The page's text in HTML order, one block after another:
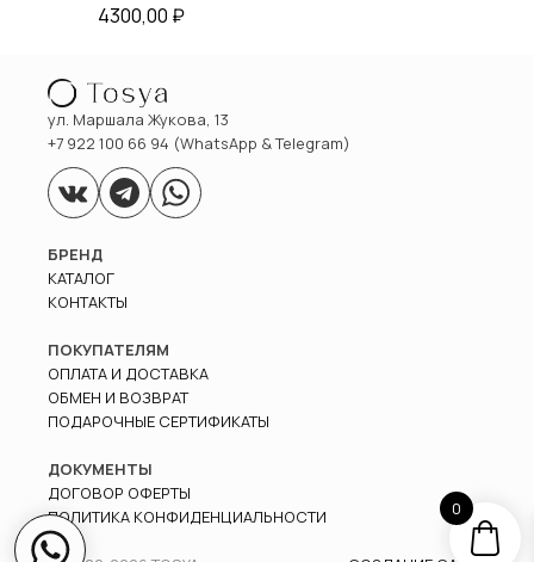
4300,00 ₽
ул. Маршала Жукова, 13
+7 922 100 66 94 (WhatsApp & Telegram)
БРЕНД
КАТАЛОГ
КОНТАКТЫ
ПОКУПАТЕЛЯМ
ОПЛАТА И ДОСТАВКА
ОБМЕН И ВОЗВРАТ
ПОДАРОЧНЫЕ СЕРТИФИКАТЫ
ДОКУМЕНТЫ
ДОГОВОР ОФЕРТЫ
ПОЛИТИКА КОНФИДЕНЦИАЛЬНОСТИ
0